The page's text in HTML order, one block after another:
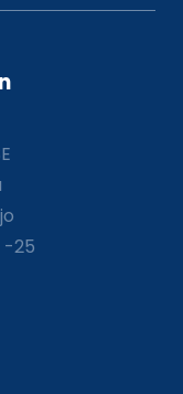
-25